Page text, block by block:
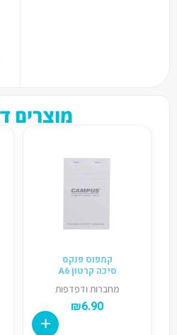
מוצרים
קמפוס פנקס
סיכה קרטון A6
מחברות ודפדפות
₪6.90